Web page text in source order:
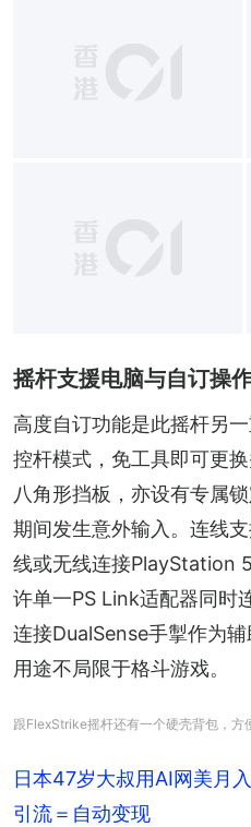
摇杆支援电脑与自订操
高度自订功能是此摇杆另
控杆模式，免工具即可更
八角形挡板，亦设有专属
期间发生意外输入。连线
线或无线连接PlayStation
许单一PS Link适配器同时
连接DualSense手掣作为
用途不局限于格斗游戏。
跟FlexStrike摇杆还有一个硬壳背包，方
日本47岁大叔用AI网美月
引流＝自动变现